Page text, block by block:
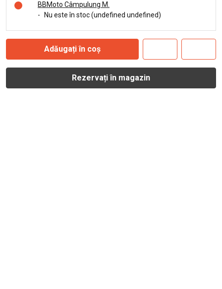
BBMoto Câmpulung M.
-
Nu este în stoc (undefined undefined)
Adăugați în coș
Rezervați în magazin